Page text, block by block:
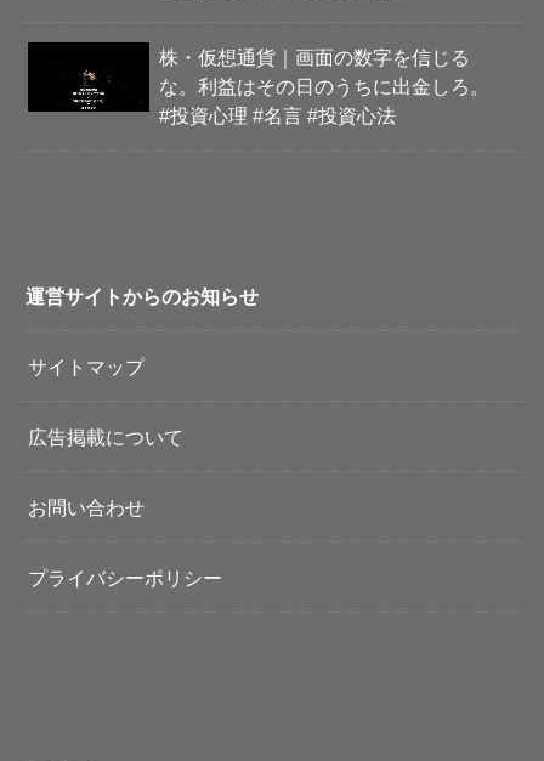
株・仮想通貨｜画面の数字を信じる
な。利益はその日のうちに出金しろ。
#投資心理 #名言 #投資心法
運営サイトからのお知らせ
サイトマップ
広告掲載について
お問い合わせ
プライバシーポリシー